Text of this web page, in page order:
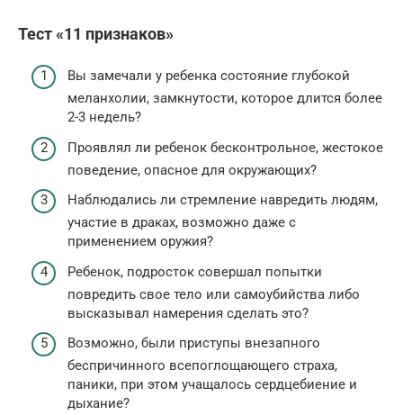
Тест «11 признаков»
Вы замечали у ребенка состояние глубокой
меланхолии, замкнутости, которое длится более
2-3 недель?
Проявлял ли ребенок бесконтрольное, жестокое
поведение, опасное для окружающих?
Наблюдались ли стремление навредить людям,
участие в драках, возможно даже с
применением оружия?
Ребенок, подросток совершал попытки
повредить свое тело или самоубийства либо
высказывал намерения сделать это?
Возможно, были приступы внезапного
беспричинного всепоглощающего страха,
паники, при этом учащалось сердцебиение и
дыхание?